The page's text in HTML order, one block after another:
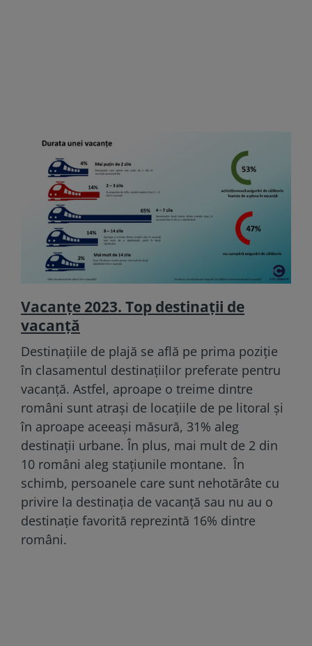
Vacanţe 2023. Top destinații de
vacanță
Destinațiile de plajă se află pe prima poziție
în clasamentul destinațiilor preferate pentru
vacanță. Astfel, aproape o treime dintre
români sunt atrași de locațiile de pe litoral și
în aproape aceeași măsură, 31% aleg
destinații urbane. În plus, mai mult de 2 din
10 români aleg stațiunile montane. În
schimb, persoanele care sunt nehotărâte cu
privire la destinația de vacanță sau nu au o
destinație favorită reprezintă 16% dintre
români.